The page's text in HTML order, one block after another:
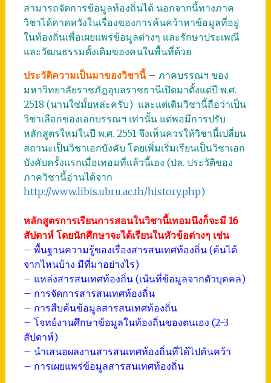
สามารถจัดการข้อมูลท้องถิ่นได้ นอกจากนี้ทางภาค
วิชาได้คาดหวังในเรื่องของการค้นคว้าหาข้อมูลที่อยู่
ในท้องถิ่นเพื่อเผยแพร่ข้อมูลต่างๆ และรักษาประเพณี
และวัฒนธรรมดั้งเดิมของคนในพื้นที่ด้วย
ประวัติความเป็นมาของวิชานี้ – ภาคบรรณฯ ของ
มหาวิทยาลัยราชภัฎอุบลราชธานีเปิดมาตั้งแต่ปี พ.ศ.
2518 (นานใช่มั้ยหล่ะครับ) และแต่เดิมวิชานี้ถือว่าเป็น
วิชาเลือกของเอกบรรณฯ เท่านั้น แต่พอมีการปรับ
หลักสูตรใหม่ในปี พ.ศ. 2551 จึงเห็นควรให้วิชานี้เปลี่ยน
สถานะเป็นวิชาเอกบังคับ โดยเพิ่มเริ่มเรียนเป็นวิชาเอก
บังคับครั้งแรกเมื่อเทอมที่แล้วนี้เอง (ปล. ประวัติของ
ภาควิชานี้อ่านได้จาก
http://www.libis.ubru.ac.th/history.php)
หลักสูตรการเรียนการสอนในวิชานี้เทอมนึงก็จะมี 16
สัปดาห์ โดยนักศึกษาจะได้เรียนในหัวข้อต่างๆ เช่น
– พื้นฐานความรู้ของเรื่องสารสนเทศท้องถิ่น (ค้นได้
จากไหนบ้าง มีที่มาอย่างไร)
– แหล่งสารสนเทศท้องถิ่น (เน้นที่ข้อมูลจากตัวบุคคล)
– การจัดการสารสนเทศท้องถิ่น
– การสืบค้นข้อมูลสารสนเทศท้องถิ่น
– โจทย์งานศึกษาข้อมูลในท้องถิ่นของตนเอง (2-3
สัปดาห์)
– นำเสนอผลงานสารสนเทศท้องถิ่นที่ได้ไปค้นคว้า
– การเผยแพร่ข้อมูลสารสนเทศท้องถิ่น